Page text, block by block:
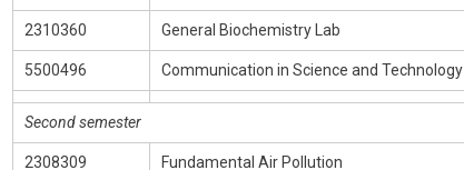
2310360 General Biochemistry Lab
5500496 Communication in Science and Technology
Second semester
2308309 Fundamental Air Pollution